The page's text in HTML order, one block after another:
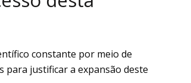
constante por meio de
para justificar a expansão deste